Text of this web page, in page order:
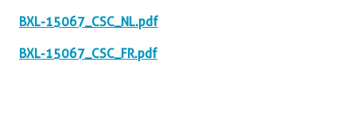
BXL-15067_CSC_NL.pdf
BXL-15067_CSC_FR.pdf